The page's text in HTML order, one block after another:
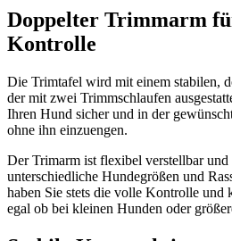
Doppelter Trimmarm
Kontrolle
Die Trimtafel wird mit einem stabilen,
der mit zwei Trimmschlaufen
Ihren Hund sicher und in der
ohne ihn einzuengen.
Der Trimarm ist flexibel verstellbar und
unterschiedliche Hundegrößen und
haben Sie stets die volle Kontrolle und
egal ob bei kleinen Hunden oder